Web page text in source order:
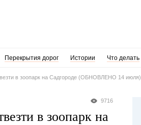
Перекрытия дорог Истории Что делать
в зоопарк на Садгороде (ОБНОВЛЕНО 14 июля)
9716
в зоопарк на